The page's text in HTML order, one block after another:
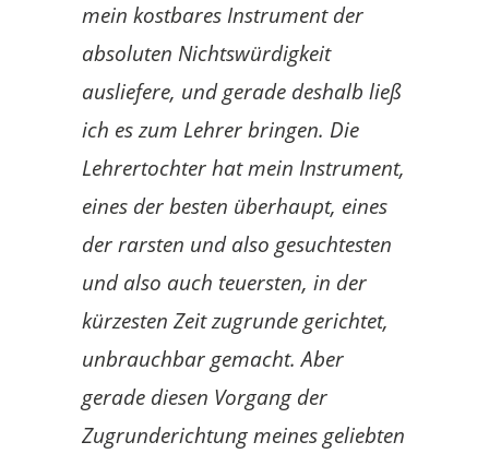
mein kostbares Instrument der
absoluten Nichtswürdigkeit
ausliefere, und gerade deshalb ließ
ich es zum Lehrer bringen. Die
Lehrertochter hat mein Instrument,
eines der besten überhaupt, eines
der rarsten und also gesuchtesten
und also auch teuersten, in der
kürzesten Zeit zugrunde gerichtet,
unbrauchbar gemacht. Aber
gerade diesen Vorgang der
Zugrunderichtung meines geliebten